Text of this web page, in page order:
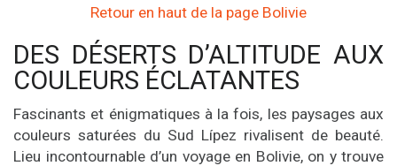
Retour en haut de la page Bolivie
DES DÉSERTS D’ALTITUDE AUX
COULEURS ÉCLATANTES
Fascinants et énigmatiques à la fois, les paysages aux
couleurs saturées du Sud Lípez rivalisent de beauté.
Lieu incontournable d’un voyage en Bolivie, on y trouve